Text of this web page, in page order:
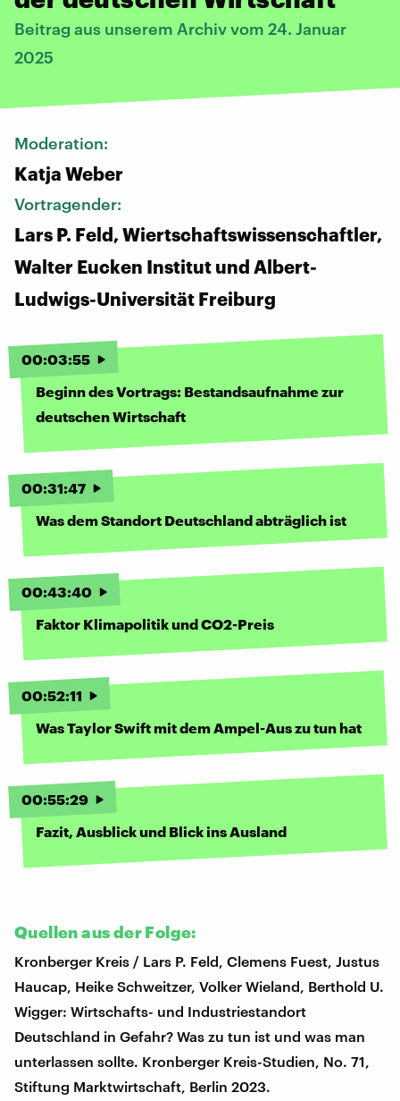
Beitrag aus unserem Archiv vom 24. Januar
2025
Moderation:
Katja Weber
Vortragender:
Lars P. Feld, Wiertschaftswissenschaftler,
Walter Eucken Institut und Albert-
Ludwigs-Universität Freiburg
00:03:55
Beginn des Vortrags: Bestandsaufnahme zur
deutschen Wirtschaft
00:31:47
Was dem Standort Deutschland abträglich ist
00:43:40
Faktor Klimapolitik und CO2-Preis
00:52:11
Was Taylor Swift mit dem Ampel-Aus zu tun hat
00:55:29
Fazit, Ausblick und Blick ins Ausland
Quellen aus der Folge:
Kronberger Kreis / Lars P. Feld, Clemens Fuest, Justus
Haucap, Heike Schweitzer, Volker Wieland, Berthold U.
Wigger: Wirtschafts- und Industriestandort
Deutschland in Gefahr? Was zu tun ist und was man
unterlassen sollte. Kronberger Kreis-Studien, No. 71,
Stiftung Marktwirtschaft, Berlin 2023.